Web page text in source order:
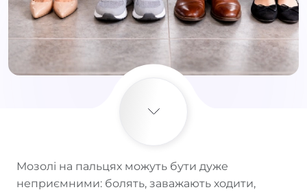
Мозолі на пальцях можуть бути дуже
неприємними: болять, заважають ходити,